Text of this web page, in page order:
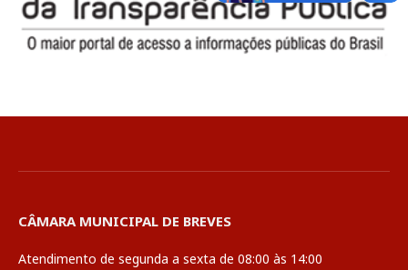
CÂMARA MUNICIPAL DE BREVES
Atendimento de segunda a sexta de 08:00 às 14:00